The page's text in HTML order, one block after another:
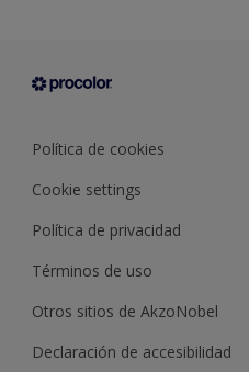
Condiciones generales de venta
Sobre Procolor
Política de cookies
Cookie settings
Política de privacidad
Términos de uso
Otros sitios de AkzoNobel
Declaración de accesibilidad